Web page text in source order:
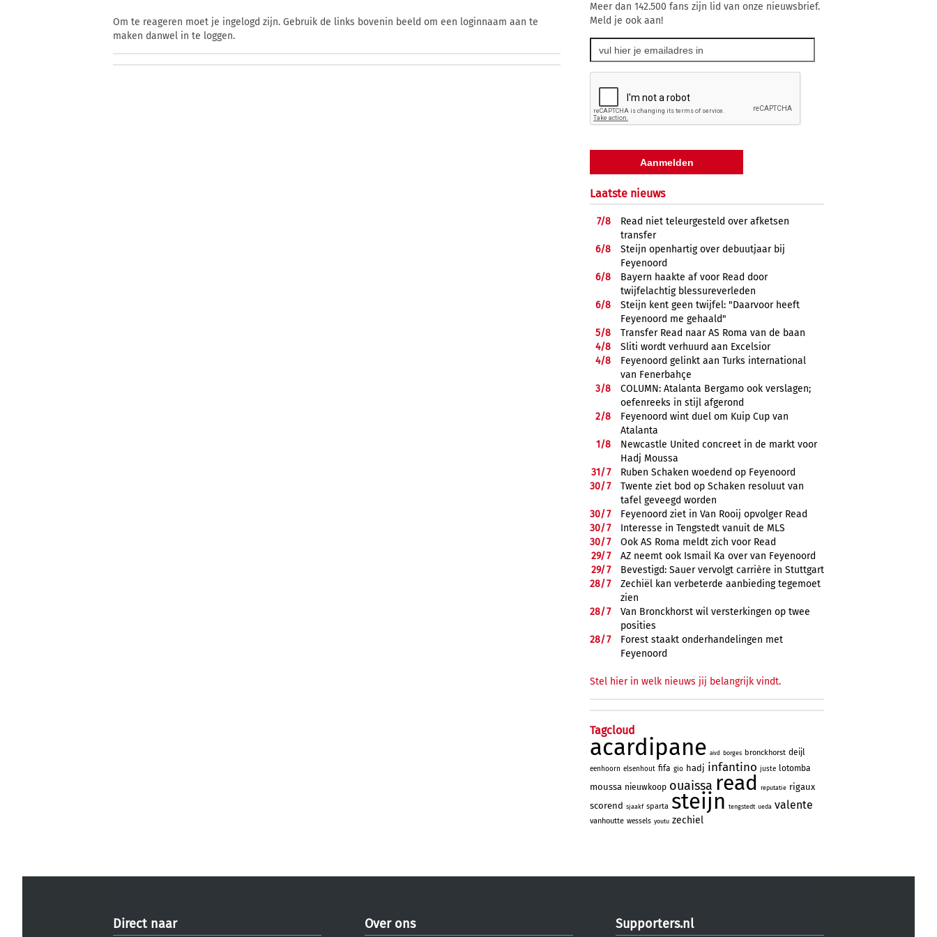
Om te reageren moet je ingelogd zijn. Gebruik de links bovenin beeld om een loginnaam aan te
maken danwel in te loggen.
Meer dan 142.500 fans zijn lid van onze nieuwsbrief.
Meld je ook aan!
Laatste nieuws
7/8
Read niet teleurgesteld over afketsen
transfer
6/8
Steijn openhartig over debuutjaar bij
Feyenoord
6/8
Bayern haakte af voor Read door
twijfelachtig blessureverleden
6/8
Steijn kent geen twijfel: "Daarvoor heeft
Feyenoord me gehaald"
5/8
Transfer Read naar AS Roma van de baan
4/8
Sliti wordt verhuurd aan Excelsior
4/8
Feyenoord gelinkt aan Turks international
van Fenerbahçe
3/8
COLUMN: Atalanta Bergamo ook verslagen;
oefenreeks in stijl afgerond
2/8
Feyenoord wint duel om Kuip Cup van
Atalanta
1/8
Newcastle United concreet in de markt voor
Hadj Moussa
31/7
Ruben Schaken woedend op Feyenoord
30/7
Twente ziet bod op Schaken resoluut van
tafel geveegd worden
30/7
Feyenoord ziet in Van Rooij opvolger Read
30/7
Interesse in Tengstedt vanuit de MLS
30/7
Ook AS Roma meldt zich voor Read
29/7
AZ neemt ook Ismail Ka over van Feyenoord
29/7
Bevestigd: Sauer vervolgt carrière in Stuttgart
28/7
Zechiël kan verbeterde aanbieding tegemoet
zien
28/7
Van Bronckhorst wil versterkingen op twee
posities
28/7
Forest staakt onderhandelingen met
Feyenoord
Stel hier in welk nieuws jij belangrijk vindt.
Tagcloud
acardipane aivd borges bronckhorst deijl
eenhoorn elsenhout fifa gio hadj infantino juste lotomba
moussa nieuwkoop ouaissa read reputatie rigaux
scorend sjaakf sparta steijn tengstedt ueda valente
vanhoutte wessels youtu zechiel
Direct naar Over ons Supporters.nl